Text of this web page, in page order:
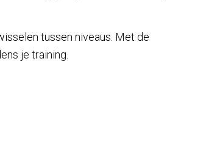
tussen niveaus. Met de
je training.